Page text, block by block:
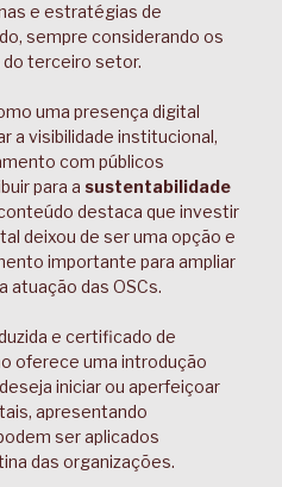
e estratégias de
sempre considerando os
terceiro setor.
uma presença digital
a visibilidade institucional,
com públicos
para a sustentabilidade
destaca que investir
deixou de ser uma opção e
importante para ampliar
atuação das OSCs.
e certificado de
oferece uma introdução
iniciar ou aperfeiçoar
apresentando
ser aplicados
das organizações.